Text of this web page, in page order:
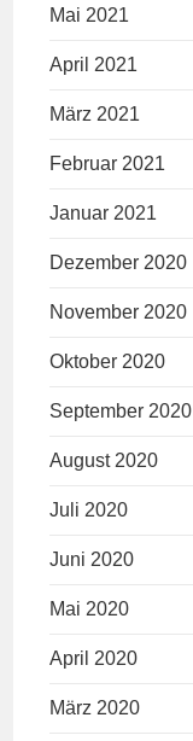
Mai 2021
April 2021
März 2021
Februar 2021
Januar 2021
Dezember 2020
November 2020
Oktober 2020
September 2020
August 2020
Juli 2020
Juni 2020
Mai 2020
April 2020
März 2020